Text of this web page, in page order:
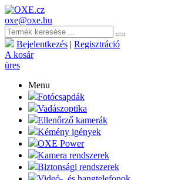
oxe@oxe.hu
Bejelentkezés | Regisztráció
A kosár
üres
Menu
Fotócsapdák
Vadászoptika
Ellenőrző kamerák
Kémény igények
OXE Power
Kamera rendszerek
Biztonsági rendszerek